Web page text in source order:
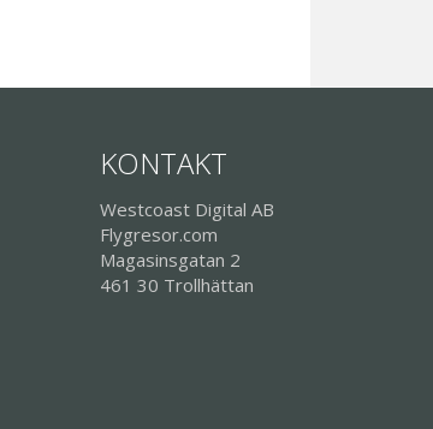
KONTAKT
Westcoast Digital AB
Flygresor.com
Magasinsgatan 2
461 30 Trollhättan